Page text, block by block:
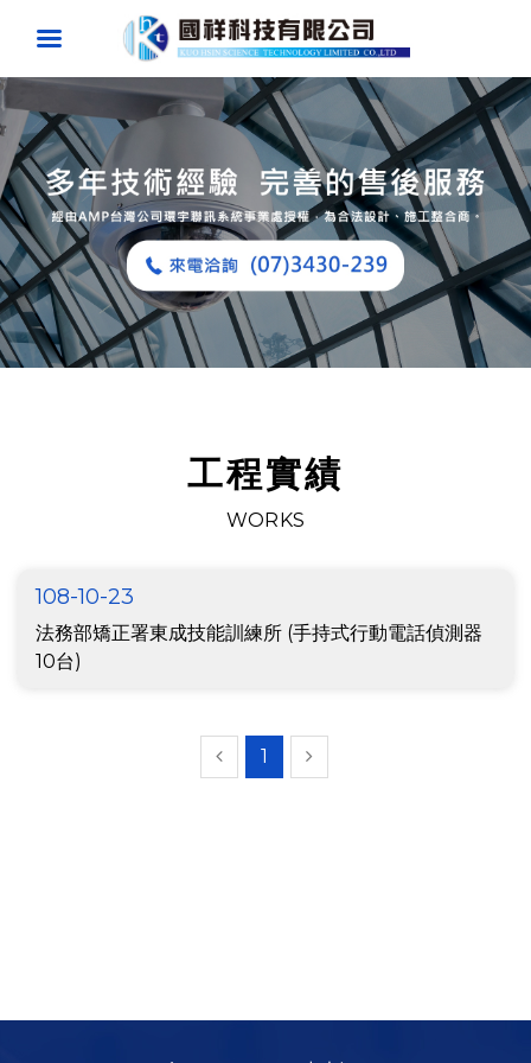
工程實績
WORKS
108-10-23
法務部矯正署東成技能訓練所 (手持式行動電話偵測器
10台)
1